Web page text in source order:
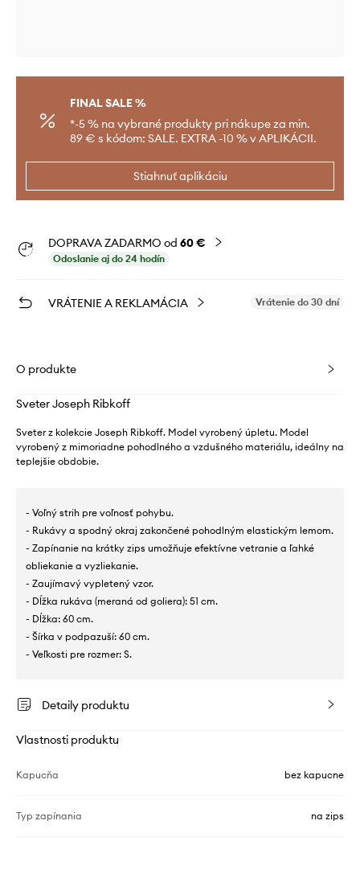
FINAL SALE %
*-5 % na vybrané produkty pri nákupe za min.
89 € s kódom: SALE. EXTRA -10 % v APLIKÁCII.
Stiahnuť aplikáciu
DOPRAVA ZADARMO od 60 €
Odoslanie aj do 24 hodín
VRÁTENIE A REKLAMÁCIA Vrátenie do 30 dní
O produkte
Sveter Joseph Ribkoff
Sveter z kolekcie Joseph Ribkoff. Model vyrobený úpletu. Model
vyrobený z mimoriadne pohodlného a vzdušného materiálu, ideálny na
teplejšie obdobie.
- Voľný strih pre voľnosť pohybu.
- Rukávy a spodný okraj zakončené pohodlným elastickým lemom.
- Zapínanie na krátky zips umožňuje efektívne vetranie a ľahké
obliekanie a vyzliekanie.
- Zaujímavý vypletený vzor.
- Dĺžka rukáva (meraná od goliera): 51 cm.
- Dĺžka: 60 cm.
- Šírka v podpazuší: 60 cm.
- Veľkosti pre rozmer: S.
Detaily produktu
Vlastnosti produktu
Kapucňa bez kapucne
Typ zapínania na zips